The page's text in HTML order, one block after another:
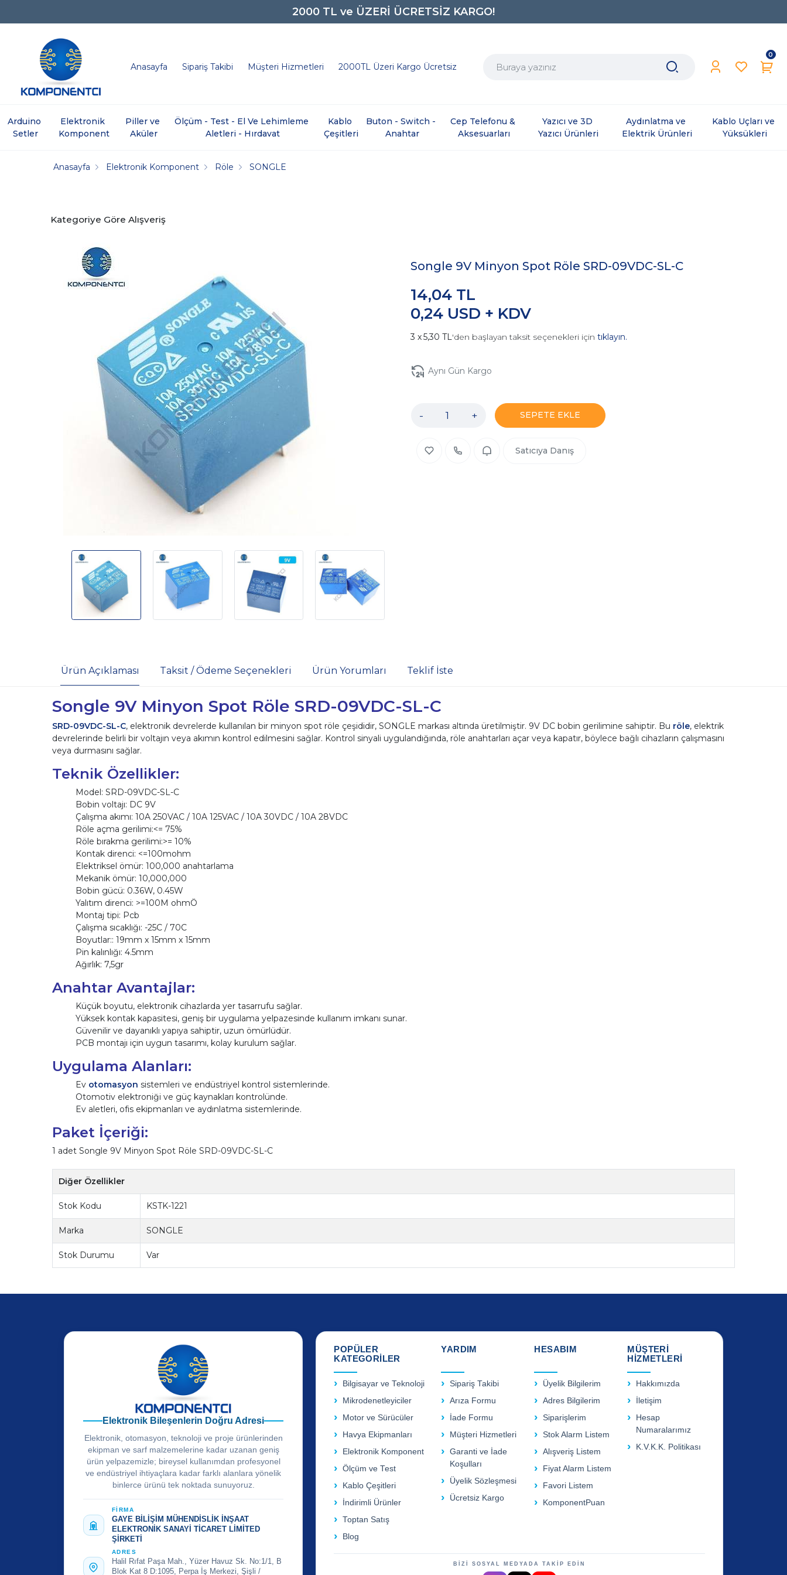
2000 TL ve ÜZERİ ÜCRETSİZ KARGO!
0850 242 0734
Anasayfa Sipariş Takibi Müşteri Hizmetleri 2000TL Üzeri Kargo Ücretsiz
0
Arduino
Setler
Elektronik
Komponent
Piller ve
Aküler
Ölçüm - Test - El Ve Lehimleme
Aletleri - Hırdavat
Kablo
Çeşitleri
Buton - Switch -
Anahtar
Cep Telefonu &
Aksesuarları
Yazıcı ve 3D
Yazıcı Ürünleri
Aydınlatma ve
Elektrik Ürünleri
Kablo Uçları ve
Yüksükleri
Anasayfa Elektronik Komponent Röle SONGLE
Kategoriye Göre Alışveriş
Songle 9V Minyon Spot Röle SRD-09VDC-SL-C
0,24 USD + KDV
14,04 TL
5,30 TL'den başlayan taksit seçenekleri için tıklayın.
Aynı Gün Kargo
- + SEPETE EKLE
Satıcıya Danış
Ürün Açıklaması Taksit / Ödeme Seçenekleri Ürün Yorumları Teklif İste
Songle 9V Minyon Spot Röle SRD-09VDC-SL-C
SRD-09VDC-SL-C, elektronik devrelerde kullanılan bir minyon spot röle çeşididir, SONGLE markası altında üretilmiştir. 9V DC bobin gerilimine sahiptir. Bu röle, elektrik
devrelerinde belirli bir voltajın veya akımın kontrol edilmesini sağlar. Kontrol sinyali uygulandığında, röle anahtarları açar veya kapatır, böylece bağlı cihazların çalışmasını
veya durmasını sağlar.
Teknik Özellikler:
Model: SRD-09VDC-SL-C
Bobin voltajı: DC 9V
Çalışma akımı: 10A 250VAC / 10A 125VAC / 10A 30VDC / 10A 28VDC
Röle açma gerilimi:<= 75%
Röle bırakma gerilimi:>= 10%
Kontak direnci: <=100mohm
Elektriksel ömür: 100,000 anahtarlama
Mekanik ömür: 10,000,000
Bobin gücü: 0.36W, 0.45W
Yalıtım direnci: >=100M ohmÖ
Montaj tipi: Pcb
Çalışma sıcaklığı: -25C / 70C
Boyutlar:: 19mm x 15mm x 15mm
Pin kalınlığı: 4.5mm
Ağırlık: 7,5gr
Anahtar Avantajlar:
Küçük boyutu, elektronik cihazlarda yer tasarrufu sağlar.
Yüksek kontak kapasitesi, geniş bir uygulama yelpazesinde kullanım imkanı sunar.
Güvenilir ve dayanıklı yapıya sahiptir, uzun ömürlüdür.
PCB montajı için uygun tasarımı, kolay kurulum sağlar.
Uygulama Alanları:
Ev otomasyon sistemleri ve endüstriyel kontrol sistemlerinde.
Otomotiv elektroniği ve güç kaynakları kontrolünde.
Ev aletleri, ofis ekipmanları ve aydınlatma sistemlerinde.
Paket İçeriği:
1 adet Songle 9V Minyon Spot Röle SRD-09VDC-SL-C
Diğer Özellikler
Stok Kodu KSTK-1221
Marka SONGLE
Stok Durumu Var
Elektronik Bileşenlerin Doğru Adresi
Elektronik, otomasyon, teknoloji ve proje ürünlerinden
ekipman ve sarf malzemelerine kadar uzanan geniş
ürün yelpazemizle; bireysel kullanımdan profesyonel
ve endüstriyel ihtiyaçlara kadar farklı alanlara yönelik
binlerce ürünü tek noktada sunuyoruz.
FİRMA
GAYE BİLİŞİM MÜHENDİSLİK İNŞAAT
ELEKTRONİK SANAYİ TİCARET LİMİTED
ŞİRKETİ
ADRES
Halil Rıfat Paşa Mah., Yüzer Havuz Sk. No:1/1, B
Blok Kat 8 D:1095, Perpa İş Merkezi, Şişli /
POPÜLER
KATEGORİLER
Bilgisayar ve Teknoloji
Mikrodenetleyiciler
Motor ve Sürücüler
Havya Ekipmanları
Elektronik Komponent
Ölçüm ve Test
Kablo Çeşitleri
İndirimli Ürünler
Toptan Satış
Blog
YARDIM
Sipariş Takibi
Arıza Formu
İade Formu
Müşteri Hizmetleri
Garanti ve İade
Koşulları
Üyelik Sözleşmesi
Ücretsiz Kargo
HESABIM
Üyelik Bilgilerim
Adres Bilgilerim
Siparişlerim
Stok Alarm Listem
Alışveriş Listem
Fiyat Alarm Listem
Favori Listem
KomponentPuan
MÜŞTERİ
HİZMETLERİ
Hakkımızda
İletişim
Hesap
Numaralarımız
K.V.K.K. Politikası
BİZİ SOSYAL MEDYADA TAKİP EDİN